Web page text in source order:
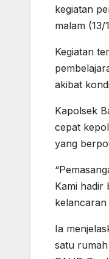
kegiatan
malam
Kegiatan
akibat
Kapolsek
cepat
yang
Kami hadir
kelancaran
Ia
satu